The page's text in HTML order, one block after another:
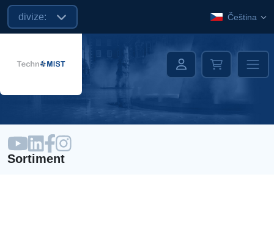
divize: Čeština
Sortiment